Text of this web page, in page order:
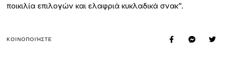
ποικιλία επιλογών και ελαφριά κυκλαδικά σνακ”.
ΚΟΙΝΟΠΟΙΉΣΤΕ